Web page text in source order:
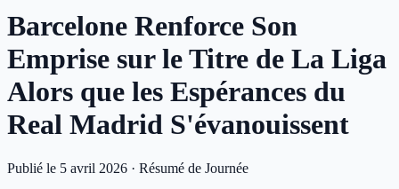
Barcelone Renforce Son
Emprise sur le Titre de La Liga
Alors que les Espérances du
Real Madrid S'évanouissent
Publié le 5 avril 2026 · Résumé de Journée